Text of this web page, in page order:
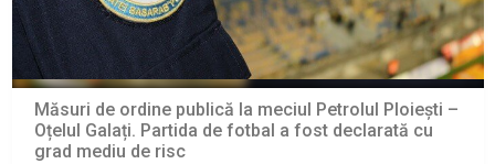
Măsuri de ordine publică la meciul Petrolul Ploiești –
Oțelul Galați. Partida de fotbal a fost declarată cu
grad mediu de risc